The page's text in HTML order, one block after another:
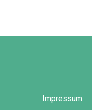
Impressum